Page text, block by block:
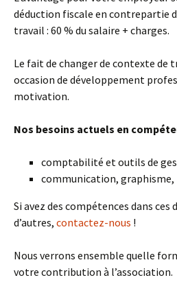
déduction fiscale en contrepartie
travail : 60 % du salaire + charges.
Le fait de changer de contexte de
occasion de développement
motivation.
Nos besoins actuels en
comptabilité et outils de
communication,
Si avez des compétences dans ces
d’autres, contactez-nous !
Nous verrons ensemble quelle
votre contribution à l’association.